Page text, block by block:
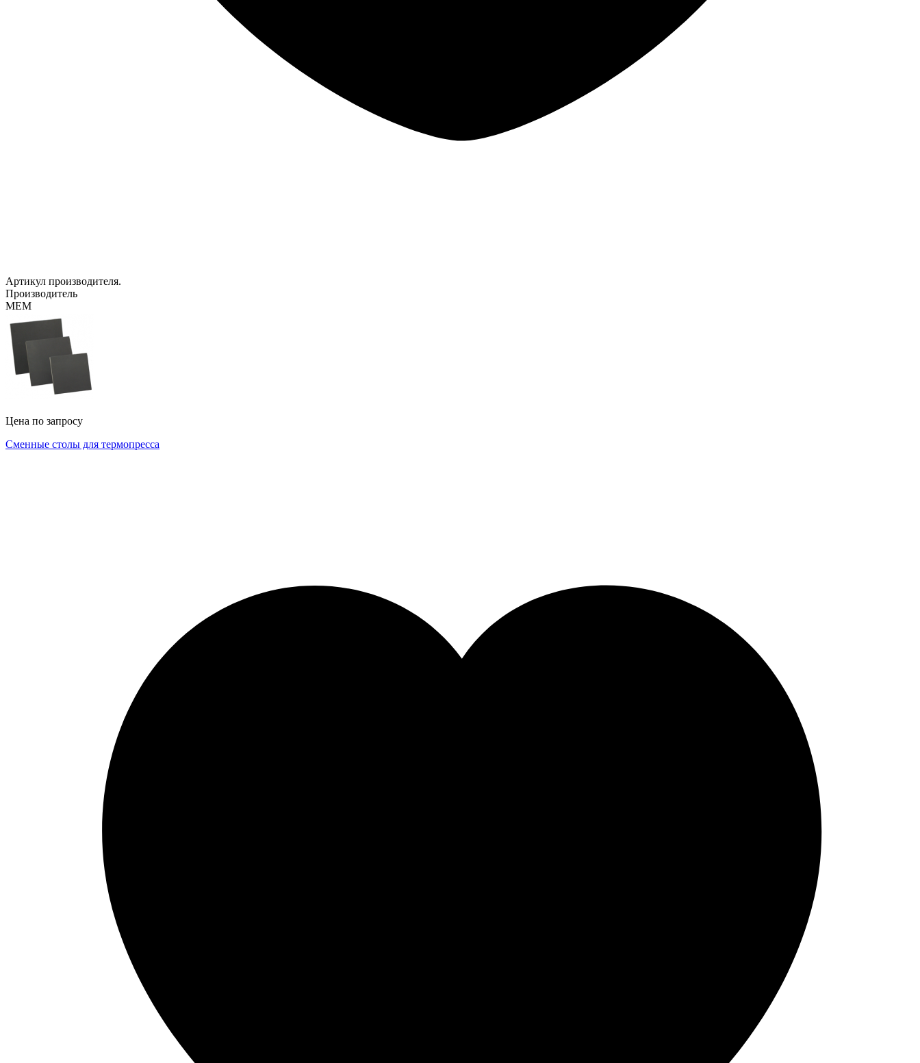
Артикул производителя.
Производитель
MEM
Цена по запросу
Сменные столы для термопресса